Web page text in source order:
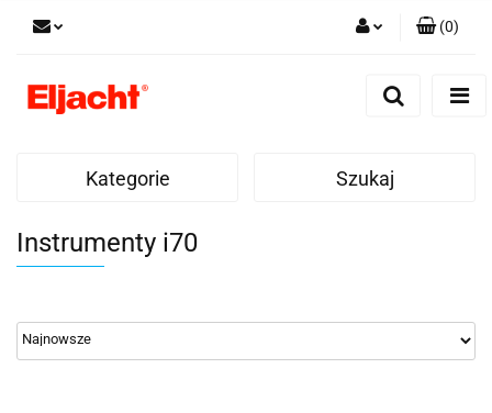
(0)
Kategorie Szukaj
Instrumenty i70